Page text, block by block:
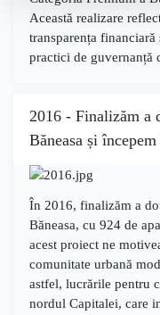
Această realizare
transparența
practici de guvernanță
2016 - Finalizăm a
Băneasa și
În 2016, finalizăm a
Băneasa, cu 924 de
acest proiect ne
comunitate urbană
astfel, lucrările pentru
nordul Capitalei, care